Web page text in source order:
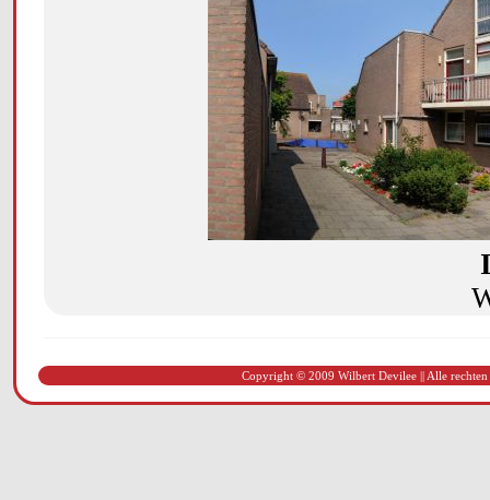
Copyright © 2009 Wilbert Devilee || Alle